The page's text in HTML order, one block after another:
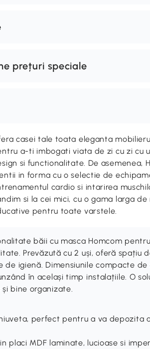
prețuri speciale
casei tale toata eleganta
a-ti imbogati viata de zi cu zi cu
si functionalitate. De asemenea,
in forma cu o selectie de
cardio si intarirea
si la cei mici, cu o gama larga
pentru toate varstele.
băii cu masca Homcom
Prevăzută cu 2 uși, oferă spațiu
de igienă. Dimensiunile compacte
în același timp instalațiile. O
bine organizate.
perfect pentru a va depozita
placi MDF laminate, lucioase si